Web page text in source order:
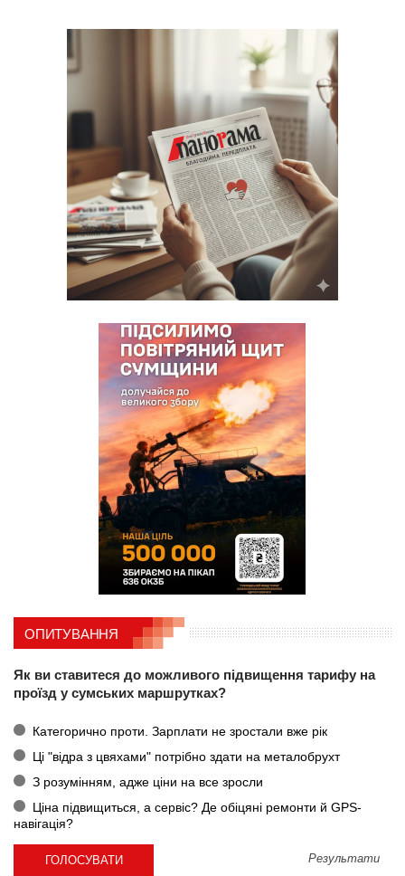
ОПИТУВАННЯ
Як ви ставитеся до можливого підвищення тарифу на
проїзд у сумських маршрутках?
Категорично проти. Зарплати не зростали вже рік
Ці "відра з цвяхами" потрібно здати на металобрухт
З розумінням, адже ціни на все зросли
Ціна підвищиться, а сервіс? Де обіцяні ремонти й GPS-
навігація?
Результати